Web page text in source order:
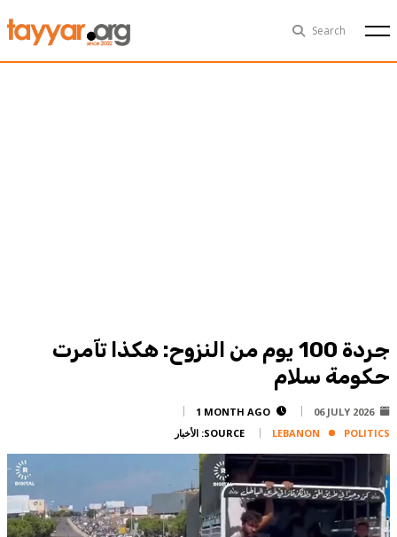
Search
Sun, Aug 9th 29°C
Contact
FPM
Services
جردة 100 يوم من النزوح: هكذا تآمرت
حكومة سلام
06 JULY 2026
1 MONTH AGO
LEBANON
POLITICS
SOURCE: الأخبار